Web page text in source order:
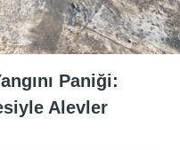
Paniği:
Alevler